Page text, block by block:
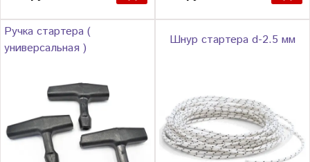
Ручка стартера (
универсальная )
Шнур стартера d-2.5 мм